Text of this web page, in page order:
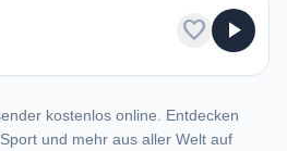
favorite play_arrow
kostenlos online. Entdecken
und mehr aus aller Welt auf